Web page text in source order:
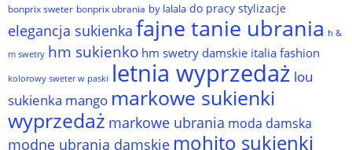
bonprix sweter bonprix ubrania by lalala do pracy stylizacje
elegancja sukienka fajne tanie ubrania h &
m swetry hm sukienko hm swetry damskie italia fashion
kolorowy sweter w paski letnia wyprzedaż lou
sukienka mango markowe sukienki
wyprzedaż markowe ubrania moda damska
modne ubrania damskie mohito sukienki